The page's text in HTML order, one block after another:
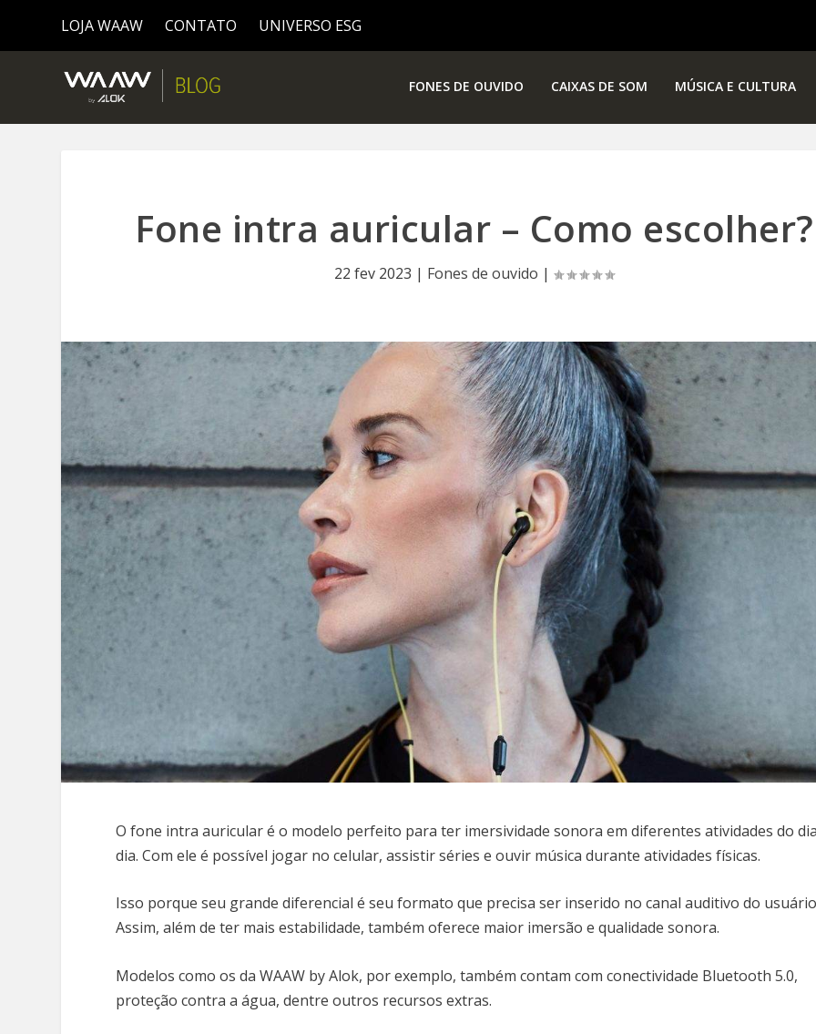
LOJA WAAW CONTATO UNIVERSO ESG
FONES DE OUVIDO CAIXAS DE SOM MÚSICA E CULTURA
Fone intra auricular – Como escolher?
22 fev 2023 | Fones de ouvido |
O fone intra auricular é o modelo perfeito para ter imersividade sonora em diferentes atividades do
dia. Com ele é possível jogar no celular, assistir séries e ouvir música durante atividades físicas.
Isso porque seu grande diferencial é seu formato que precisa ser inserido no canal auditivo do
Assim, além de ter mais estabilidade, também oferece maior imersão e qualidade sonora.
Modelos como os da WAAW by Alok, por exemplo, também contam com conectividade Bluetooth 5.0,
proteção contra a água, dentre outros recursos extras.